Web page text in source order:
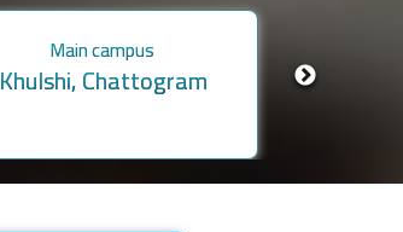
Res. & Farm-based Campus
Hathazari, Chattogram